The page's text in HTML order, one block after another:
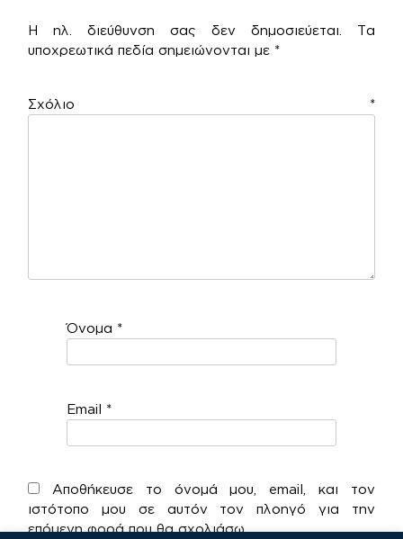
Η ηλ. διεύθυνση σας δεν δημοσιεύεται.
Τα
υποχρεωτικά πεδία σημειώνονται με *
Σχόλιο *
Όνομα *
Email *
Αποθήκευσε το όνομά μου, email, και τον
ιστότοπο μου σε αυτόν τον πλοηγό για την
επόμενη φορά που θα σχολιάσω.